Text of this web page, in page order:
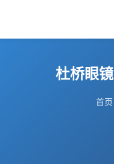
杜桥眼
首页